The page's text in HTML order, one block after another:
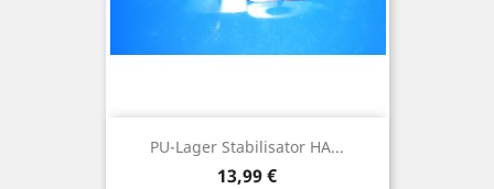
PU-Lager Stabilisator HA...
Preis
13,99 €